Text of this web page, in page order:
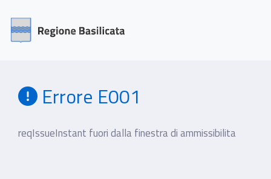
Errore E001
reqIssueInstant fuori dalla finestra di ammissibilita